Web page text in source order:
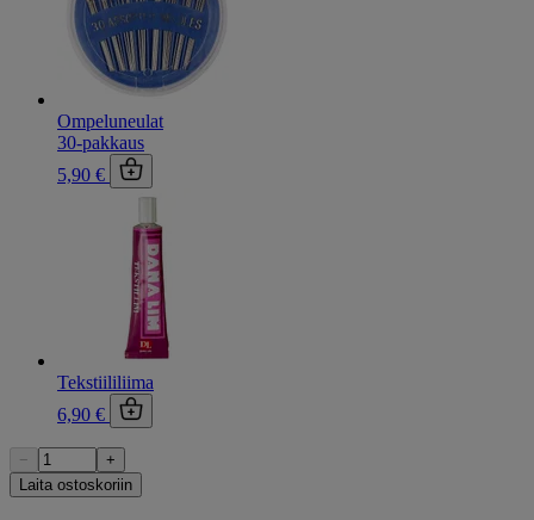
Ompeluneulat
30-pakkaus
5,90 €
Tekstiililiima
6,90 €
−
+
Laita ostoskoriin